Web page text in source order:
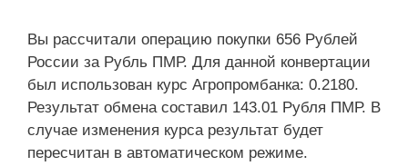
Вы рассчитали операцию покупки 656 Рублей
России за Рубль ПМР. Для данной конвертации
был использован курс Агропромбанка: 0.2180.
Результат обмена составил 143.01 Рубля ПМР. В
случае изменения курса результат будет
пересчитан в автоматическом режиме.